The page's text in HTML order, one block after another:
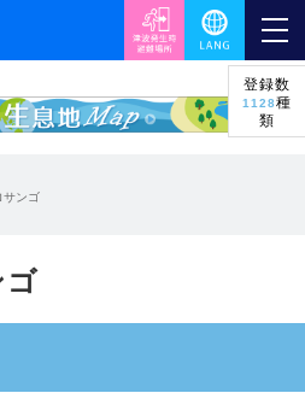
登録数
1128種
類
サンゴ
ゴ